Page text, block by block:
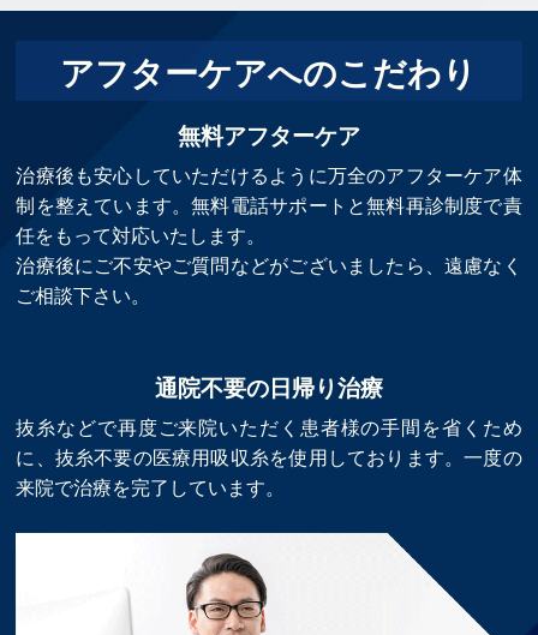
アフターケアへのこだわり
無料アフターケア
治療後も安心していただけるように万全のアフターケア体
制を整えています。無料電話サポートと無料再診制度で責
任をもって対応いたします。
治療後にご不安やご質問などがございましたら、遠慮なく
ご相談下さい。
通院不要の日帰り治療
抜糸などで再度ご来院いただく患者様の手間を省くため
に、抜糸不要の医療用吸収糸を使用しております。一度の
来院で治療を完了しています。